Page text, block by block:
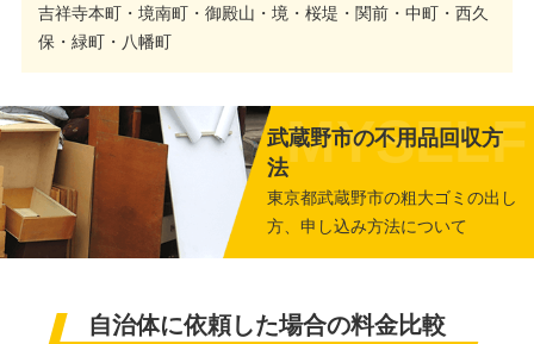
吉祥寺本町・境南町・御殿山・境・桜堤・関前・中町・西久
保・緑町・八幡町
武蔵野市の不用品回収方
法
東京都武蔵野市の粗大ゴミの出し
方、申し込み方法について
自治体に依頼した場合の料金比較